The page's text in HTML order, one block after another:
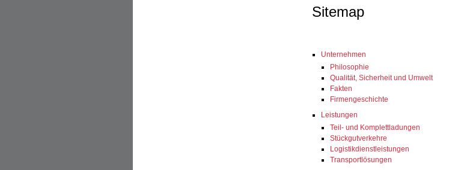
Sitemap
Unternehmen
Philosophie
Qualität, Sicherheit und Umwelt
Fakten
Firmengeschichte
Leistungen
Teil- und Komplettladungen
Stückgutverkehre
Logistikdienstleistungen
Transportlösungen